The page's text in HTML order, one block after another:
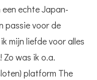
echte Japan-
passie voor de
mijn liefde voor alles
Zo was ik o.a.
platform The